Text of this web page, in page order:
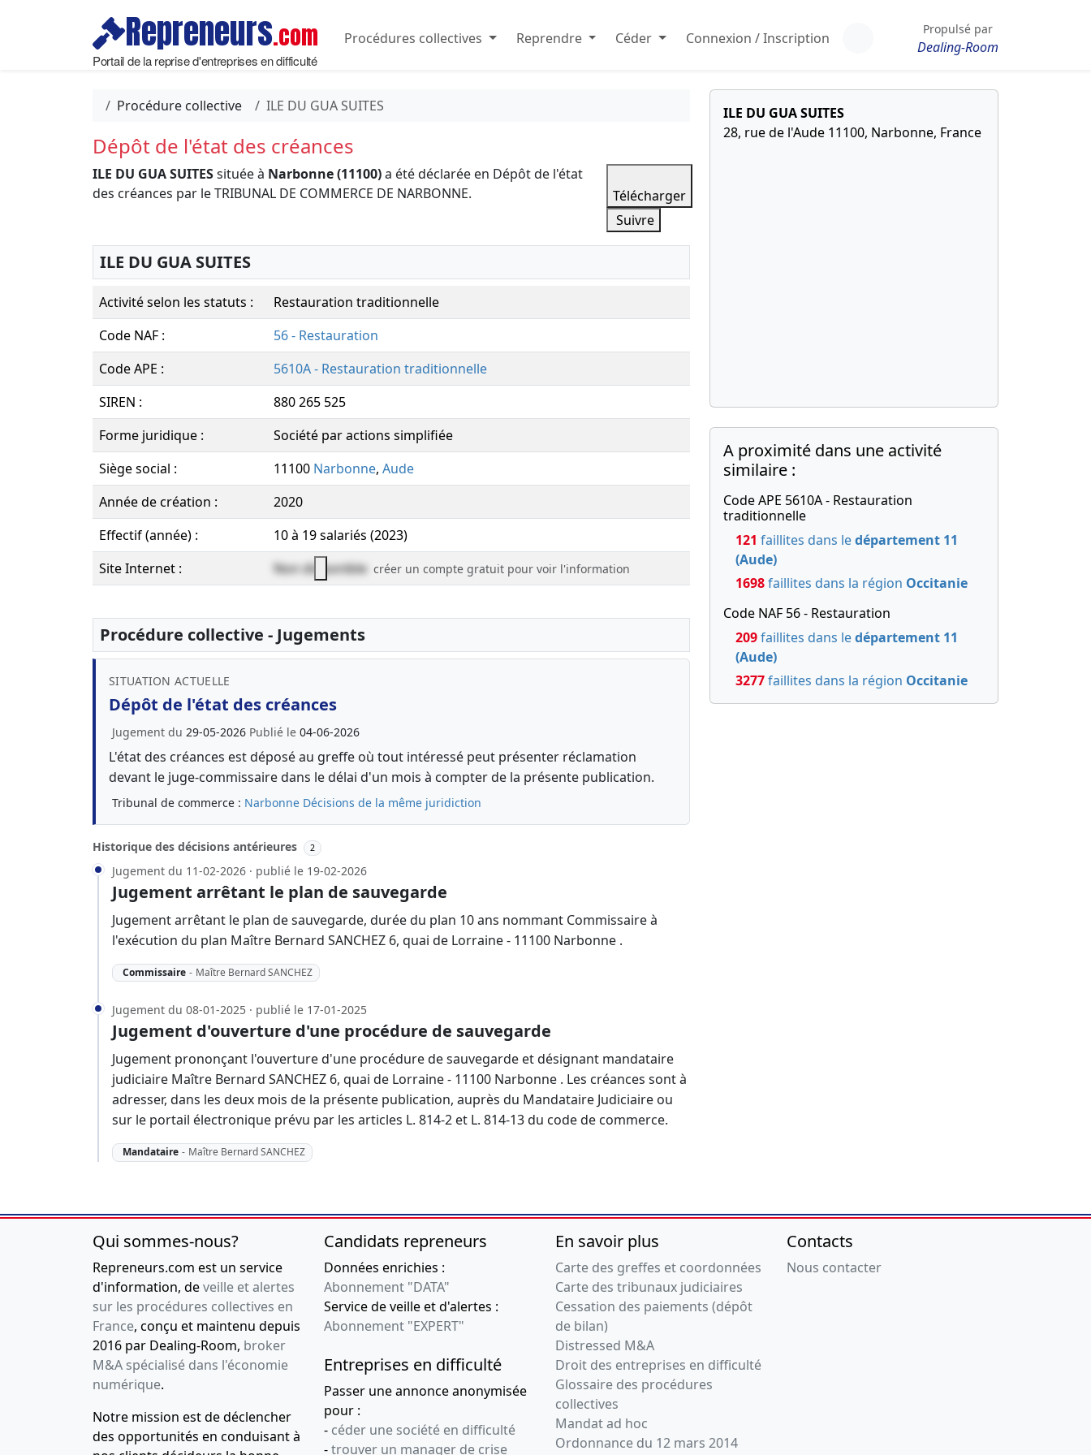
Repreneurs.com
Portail de la reprise d'entreprises en difficulté
Procédures collectives Reprendre Céder Connexion / Inscription
Propulsé par
Dealing-Room
Procédure collective ILE DU GUA SUITES
Dépôt de l'état des créances
ILE DU GUA SUITESsituée à Narbonne (11100)a été déclarée en Dépôt de l'état
des créances par le TRIBUNAL DE COMMERCE DE NARBONNE.
Télécharger
Suivre
ILE DU GUA SUITES
Activité selon les statuts :
Restauration traditionnelle
Code NAF :
56 - Restauration
Code APE :
5610A - Restauration traditionnelle
SIREN :
880 265 525
Forme juridique :
Société par actions simplifiée
Siège social :
11100 Narbonne, Aude
Année de création :
2020
Effectif (année) :
10 à 19 salariés (2023)
Site Internet :
Non disponible créer un compte gratuit pour voir l'information
Procédure collective - Jugements
SITUATION ACTUELLE
Dépôt de l'état des créances
Jugement du 29-05-2026 Publié le 04-06-2026
L'état des créances est déposé au greffe où tout intéressé peut présenter réclamation
devant le juge-commissaire dans le délai d'un mois à compter de la présente publication.
Tribunal de commerce : Narbonne Décisions de la même juridiction
Historique des décisions antérieures 2
Jugement du 11-02-2026 · publié le 19-02-2026
Jugement arrêtant le plan de sauvegarde
Jugement arrêtant le plan de sauvegarde, durée du plan 10 ans nommant Commissaire à
l'exécution du plan Maître Bernard SANCHEZ 6, quai de Lorraine - 11100 Narbonne .
Commissaire - Maître Bernard SANCHEZ
Jugement du 08-01-2025 · publié le 17-01-2025
Jugement d'ouverture d'une procédure de sauvegarde
Jugement prononçant l'ouverture d'une procédure de sauvegarde et désignant mandataire
judiciaire Maître Bernard SANCHEZ 6, quai de Lorraine - 11100 Narbonne . Les créances sont à
adresser, dans les deux mois de la présente publication, auprès du Mandataire Judiciaire ou
sur le portail électronique prévu par les articles L. 814-2 et L. 814-13 du code de commerce.
Mandataire - Maître Bernard SANCHEZ
ILE DU GUA SUITES
28, rue de l'Aude 11100, Narbonne, France
A proximité dans une activité
similaire :
Code APE 5610A - Restauration
traditionnelle
121 faillites dans ledépartement 11
(Aude)
1698faillites dans la région Occitanie
Code NAF 56 - Restauration
209faillites dans ledépartement 11
(Aude)
3277faillites dans la région Occitanie
Qui sommes-nous?
Repreneurs.com est un service
d'information, deveille et alertes
sur les procédures collectives en
France, conçu et maintenu depuis
2016 par Dealing-Room, broker
M&A spécialisé dans l'économie
numérique.
Notre mission est de déclencher
des opportunités en conduisant à
Candidats repreneurs
Données enrichies :
Abonnement "DATA"
Service de veille et d'alertes :
Abonnement "EXPERT"
Entreprises en difficulté
Passer une annonce anonymisée
pour :
- céder une société en difficulté
-trouver un manager de crise
En savoir plus
Carte des greffes et coordonnées
Carte des tribunaux judiciaires
Cessation des paiements (dépôt
de bilan)
Distressed M&A
Droit des entreprises en difficulté
Glossaire des procédures
collectives
Mandat ad hoc
Ordonnance du 12 mars 2014
Contacts
Nous contacter